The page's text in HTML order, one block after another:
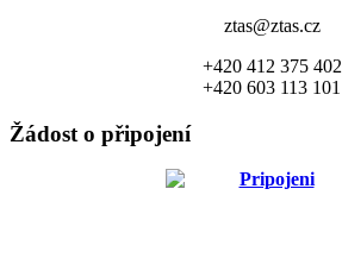
ztas@ztas.cz
+420 412 375 402
+420 603 113 101
Žádost o připojení